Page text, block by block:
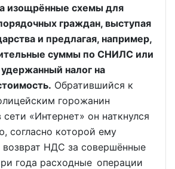
изощрённые схемы для
граждан, выступая
и предлагая, например,
суммы по СНИЛС или
налог на
Обратившийся к
горожанин
«Интернет» он наткнулся
согласно которой ему
возврат НДС за совершённые
года расходные операции